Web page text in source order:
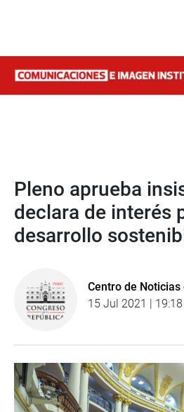
Pleno aprueba
declara de interés
desarrollo
Centro de Noticias
15 Jul 2021 |